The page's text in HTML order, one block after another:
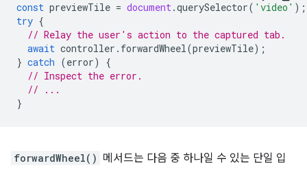
const previewTile = document.querySelector( 'video' );
try {
// Relay the user's action to the captured tab.
await controller . forwardWheel(previewTile);
} catch (error)
{
// Inspect the error.
// ...
}
forwardWheel() 메서드는 다음 중 하나일 수 있는 단일 입